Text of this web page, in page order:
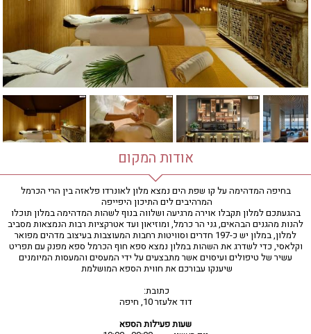
ג'קוזי פרטי
חדר כושר
חמאם טורקי
טיפול במים
טיפול קלאסי
טיפולי קוסמטיקה
סאונה רטובה
סאונה יבשה
עיסוי תאילנדי
שיאצו
אודות המקום
בחיפה המדהימה על קו שפת הים נמצא מלון לאונרדו פלאזה בין הרי הכרמל
המרהיבים לים התיכון היפייפה
בהגעתכם למלון תקבלו אוירה מרגיעה ושלווה בנוף לשהות המדהימה במלון תוכלו
להנות מהגנים הבהאים, גני הר כרמל, ומוזיאון ועד אטרקציות רבות הנמצאות מסביב
למלון, במלון יש כ-197 חדרים וסוויטות רחבות המעוצבות בעיצוב מדהים מפואר
וקלאסי, כדי לשדרג את השהות במלון נמצא ספא חוף הכרמל ספא מפנק עם תפריט
עשיר של טיפולים ועיסוים אשר מתבצעים על ידי המעסים והמעסות המיומנים
שיענקו עבורכם את חווית הספא המושלמת
כתובת:
דוד אלעזר 10, חיפה
שעות פעילות הספא